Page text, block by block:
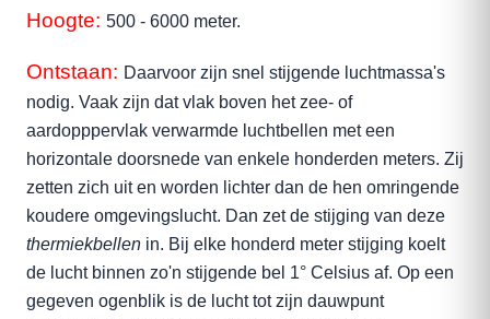
Hoogte: 500 - 6000 meter.
Ontstaan: Daarvoor zijn snel stijgende luchtmassa's
nodig. Vaak zijn dat vlak boven het zee- of
aardopppervlak verwarmde luchtbellen met een
horizontale doorsnede van enkele honderden meters. Zij
zetten zich uit en worden lichter dan de hen omringende
koudere omgevingslucht. Dan zet de stijging van deze
thermiekbellen in. Bij elke honderd meter stijging koelt
de lucht binnen zo'n stijgende bel 1° Celsius af. Op een
gegeven ogenblik is de lucht tot zijn dauwpunt